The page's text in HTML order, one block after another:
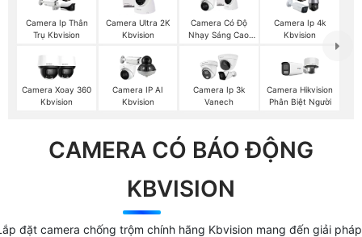
Camera Ip Thân
Trụ Kbvision
Camera Ultra 2K
Kbvision
Camera Có Độ
Nhạy Sáng Cao
Camera Ip 4k
Kbvision
Camera Xoay 360
Kbvision
Camera IP AI
Kbvision
Camera Ip 3k
Vanech
Camera Hikvision
Phân Biệt Người
CAMERA CÓ BÁO ĐỘNG
KBVISION
đặt camera chống trộm chính hãng Kbvision mang đến giải pháp